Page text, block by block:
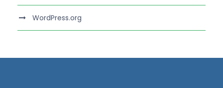
WordPress.org